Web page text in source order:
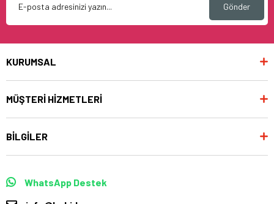
Gönder
KURUMSAL
MÜŞTERİ HİZMETLERİ
BİLGİLER
WhatsApp Destek